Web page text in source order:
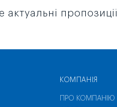
пропозиції
КОМПАНІЯ
ПРО КОМПАНІЮ